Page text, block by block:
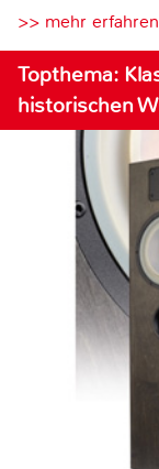
>> mehr erfahren
Topthema:
historischen